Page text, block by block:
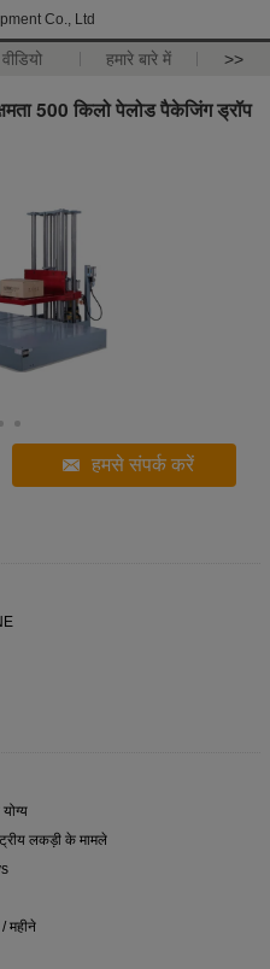
Co., Ltd
वीडियो हमारे बारे में >>
500 किलो पेलोड पैकेजिंग ड्रॉप
हमसे संपर्क करें
लकड़ी के मामले
महीने